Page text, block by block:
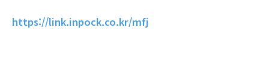
https://link.inpock.co.kr/mfj